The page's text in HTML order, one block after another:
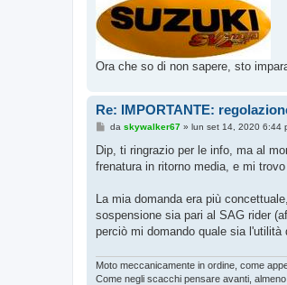
Ora che so di non sapere, sto
Re: IMPORTANTE:
M
s
s
a
i
o
da skywalker67» lun set 14, 2020 6:44
Dip, ti ringrazio per le info, ma al
frenatura in ritorno media, e mi
La mia domanda era più
sospensione sia pari al SAG rider
perciò mi domando quale sia
Moto meccanicamente in ordine, come
Come negli scacchi pensare avanti,